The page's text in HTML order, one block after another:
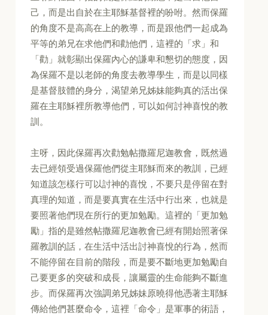
己，而是出自於在主耶穌基督裡的吩咐。然而保羅
的角度不是高高在上的教導，而是跟他們一起成為
平等的弟兄在求他們和勸他們，這裡的「求」和
「勸」就彰顯出保羅內心的謙卑和懇切的態度，因
為保羅不是以老師的角度去教導學生，而是以同樣
是基督肢體的身分，渴望弟兄姊妹能夠真的活出保
羅在主耶穌裡所教導他們，可以如何討神喜悅的教
訓。
主呀，因此保羅再次勸勉帖撒羅尼迦教會，既然過
去已經領受過保羅他們從主耶穌而來的教訓，已經
知道該怎樣行可以討神的喜悅，不要只是停留在對
真理的知道，而是要真實在生活中行出來，也就是
要照著他們現在所行的更加勉勵。這裡的「更加勉
勵」指的是雖然帖撒羅尼迦教會已經有開始照著保
羅教訓的話，在生活中活出討神喜悅的行為，然而
不能停留在目前的階段，而是要不斷地更加勉勵自
己要更多的突破和成長，讓屬靈的生命能夠不斷進
步。而保羅再次強調弟兄姊妹原曉得他憑著主耶穌
傳給他們甚麼命令，這裡「命令」是軍事的術語，